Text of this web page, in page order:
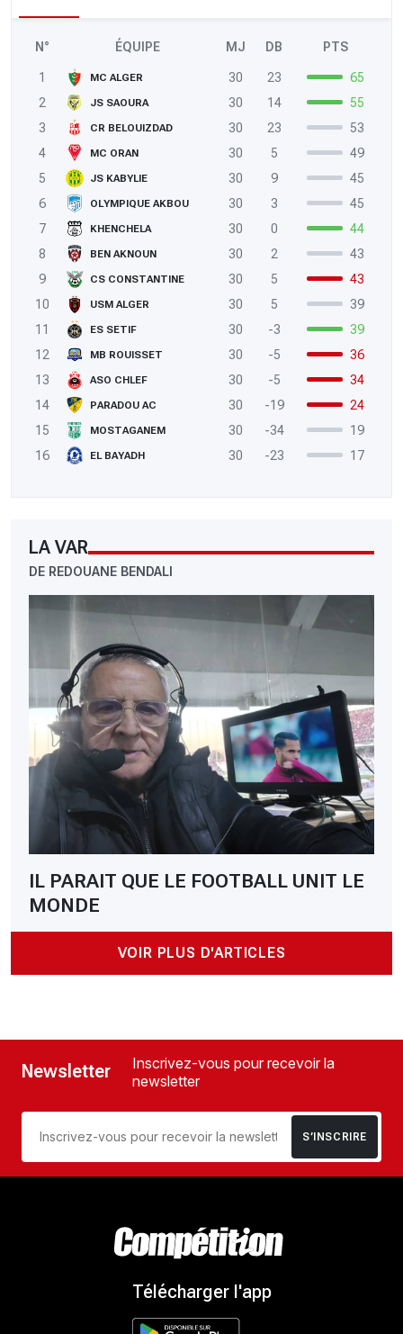
N° ÉQUIPE MJ DB PTS
1 MC ALGER 30 23
65
2
JS SAOURA 30 14
55
3
CR BELOUIZDAD 30 23
53
4
MC ORAN 30 5
49
5
JS KABYLIE 30 9
45
6
OLYMPIQUE AKBOU 30 3
45
7
KHENCHELA 30 0
44
8
BEN AKNOUN 30 2
43
9
CS CONSTANTINE 30 5
43
10
USM ALGER 30 5
39
11
ES SETIF 30 -3
39
12
MB ROUISSET 30 -5
36
13
ASO CHLEF 30 -5
34
14
PARADOU AC 30 -19
24
15
MOSTAGANEM 30 -34
19
16
EL BAYADH 30 -23 17
LA VAR
DE REDOUANE BENDALI
IL PARAIT QUE LE FOOTBALL UNIT LE
MONDE
VOIR PLUS D'ARTICLES
Newsletter
Inscrivez-vous pour recevoir la
newsletter
S’INSCRIRE
Télécharger l'app